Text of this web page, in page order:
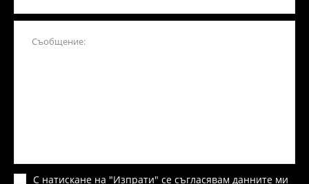
С натискане на "Изпрати" се съгласявам данните ми